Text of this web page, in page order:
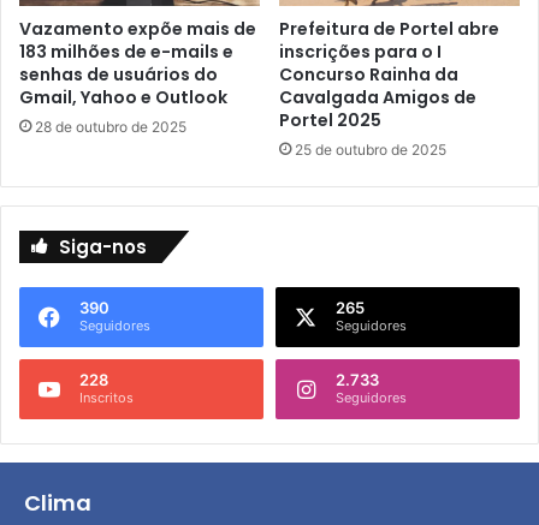
Vazamento expõe mais de
183 milhões de e-mails e
senhas de usuários do
Gmail, Yahoo e Outlook
28 de outubro de 2025
Prefeitura de Portel abre
inscrições para o I
Concurso Rainha da
Cavalgada Amigos de
Portel 2025
25 de outubro de 2025
Siga-nos
390
Seguidores
265
Seguidores
228
Inscritos
2.733
Seguidores
Clima